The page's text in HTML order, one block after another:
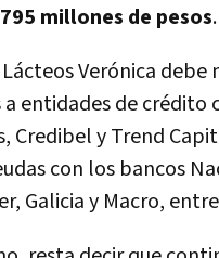
millones de pesos.
Verónica debe
a entidades de crédito
Credibel y Trend
con los bancos
Galicia y Macro,